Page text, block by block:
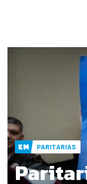
PARITARIAS